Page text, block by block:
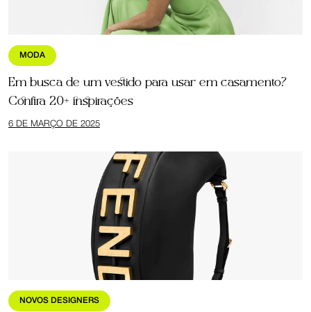
MODA
Em busca de um vestido para usar em casamento?
Confira 20+ inspirações
6 DE MARÇO DE 2025
NOVOS DESIGNERS